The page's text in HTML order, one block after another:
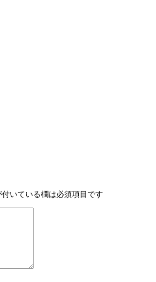
付いている欄は必須項目です